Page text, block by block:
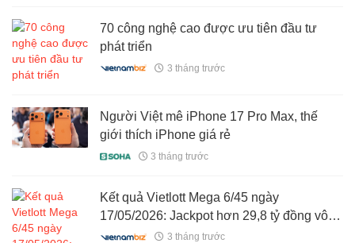
70 công nghệ cao được ưu tiên đầu tư
phát triển
3 tháng trước
Người Việt mê iPhone 17 Pro Max, thế
giới thích iPhone giá rẻ
3 tháng trước
Kết quả Vietlott Mega 6/45 ngày
17/05/2026: Jackpot hơn 29,8 tỷ đồng vô
chủ
3 tháng trước